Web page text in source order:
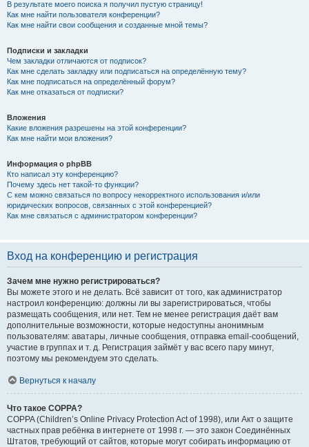
В результате моего поиска я получил пустую страницу!
Как мне найти пользователя конференции?
Как мне найти свои сообщения и созданные мной темы?
Подписки и закладки
Чем закладки отличаются от подписок?
Как мне сделать закладку или подписаться на определённую тему?
Как мне подписаться на определённый форум?
Как мне отказаться от подписки?
Вложения
Какие вложения разрешены на этой конференции?
Как мне найти мои вложения?
Информация о phpBB
Кто написал эту конференцию?
Почему здесь нет такой-то функции?
С кем можно связаться по вопросу некорректного использования и/или
юридических вопросов, связанных с этой конференцией?
Как мне связаться с администратором конференции?
Вход на конференцию и регистрация
Зачем мне нужно регистрироваться?
Вы можете этого и не делать. Всё зависит от того, как администратор
настроил конференцию: должны ли вы зарегистрироваться, чтобы
размещать сообщения, или нет. Тем не менее регистрация даёт вам
дополнительные возможности, которые недоступны анонимным
пользователям: аватары, личные сообщения, отправка email-сообщений,
участие в группах и т. д. Регистрация займёт у вас всего пару минут,
поэтому мы рекомендуем это сделать.
Вернуться к началу
Что такое COPPA?
COPPA (Children’s Online Privacy Protection Act of 1998), или Акт о защите
частных прав ребёнка в интернете от 1998 г. — это закон Соединённых
Штатов, требующий от сайтов, которые могут собирать информацию от